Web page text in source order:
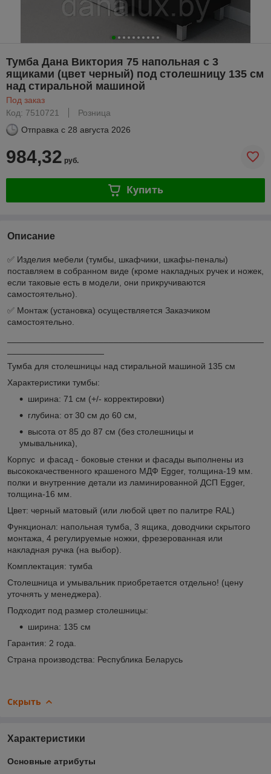
Тумба Дана Виктория 75 напольная с 3
ящиками (цвет черный) под столешницу 135 см
над стиральной машиной
Под заказ
Код: 7510721
Розница
Отправка с 28 августа 2026
984,32 руб.
Купить
Описание
✅ Изделия мебели (тумбы, шкафчики, шкафы-пеналы)
поставляем в собранном виде (кроме накладных ручек и ножек,
если таковые есть в модели, они прикручиваются
самостоятельно).
✅ Монтаж (установка) осуществляется Заказчиком
самостоятельно.
Тумба для столешницы над стиральной машиной 135 см
Характеристики тумбы:
ширина: 71 см (+/- корректировки)
глубина: от 30 см до 60 см,
высота от 85 до 87 см (без столешницы и
умывальника),
Корпус и фасад - боковые стенки и фасады выполнены из
высококачественного крашеного МДФ Egger, толщина-19 мм.
полки и внутренние детали из ламинированной ДСП Egger,
толщина-16 мм.
Цвет: черный матовый (или любой цвет по палитре RAL)
Функционал: напольная тумба, 3 ящика, доводчики скрытого
монтажа, 4 регулируемые ножки, фрезерованная или
накладная ручка (на выбор).
Комплектация: тумба
Столешница и умывальник приобретается отдельно! (цену
уточнять у менеджера).
Подходит под размер столешницы:
ширина: 135 см
Гарантия: 2 года.
Страна производства: Республика Беларусь
Скрыть
Характеристики
Основные атрибуты